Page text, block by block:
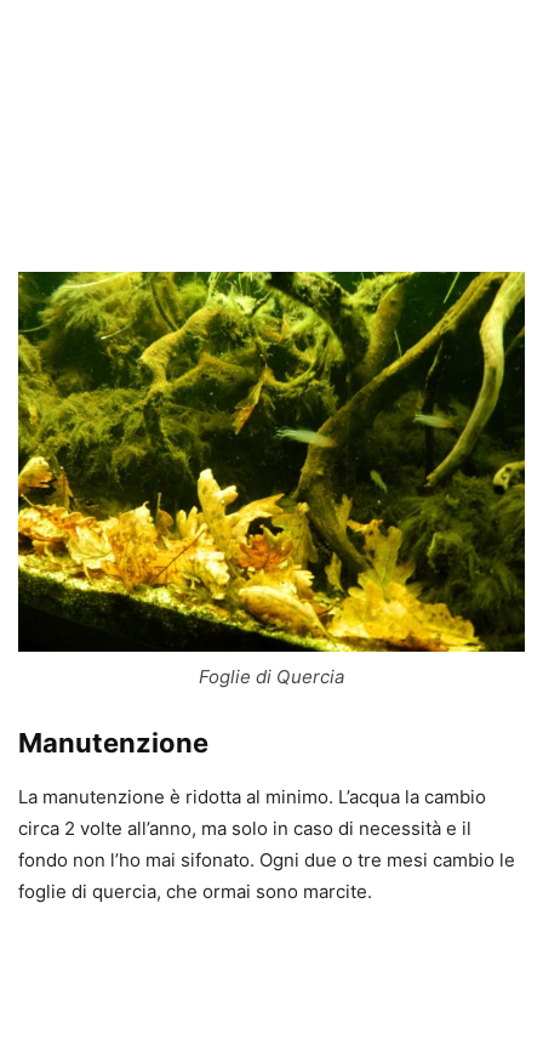
Foglie di Quercia
Manutenzione
La manutenzione è ridotta al minimo. L’acqua la cambio
circa 2 volte all’anno, ma solo in caso di necessità e il
fondo non l’ho mai sifonato. Ogni due o tre mesi cambio le
foglie di quercia, che ormai sono marcite.